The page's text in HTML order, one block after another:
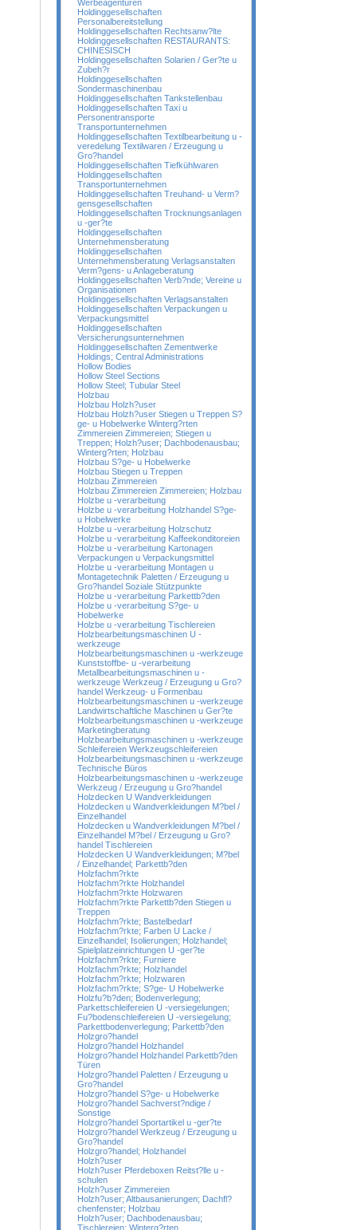
Werbeagenturen
Holdinggesellschaften
Personalbereitstellung
Holdinggesellschaften Rechtsanw?lte
Holdinggesellschaften RESTAURANTS:
CHINESISCH
Holdinggesellschaften Solarien / Ger?te u
Zubeh?r
Holdinggesellschaften
Sondermaschinenbau
Holdinggesellschaften Tankstellenbau
Holdinggesellschaften Taxi u
Personentransporte
Transportunternehmen
Holdinggesellschaften Textilbearbeitung u -
veredelung Textilwaren / Erzeugung u
Gro?handel
Holdinggesellschaften Tiefkühlwaren
Holdinggesellschaften
Transportunternehmen
Holdinggesellschaften Treuhand- u Verm?
gensgesellschaften
Holdinggesellschaften Trocknungsanlagen
u -ger?te
Holdinggesellschaften
Unternehmensberatung
Holdinggesellschaften
Unternehmensberatung Verlagsanstalten
Verm?gens- u Anlageberatung
Holdinggesellschaften Verb?nde; Vereine u
Organisationen
Holdinggesellschaften Verlagsanstalten
Holdinggesellschaften Verpackungen u
Verpackungsmittel
Holdinggesellschaften
Versicherungsunternehmen
Holdinggesellschaften Zementwerke
Holdings; Central Administrations
Hollow Bodies
Hollow Steel Sections
Hollow Steel; Tubular Steel
Holzbau
Holzbau Holzh?user
Holzbau Holzh?user Stiegen u Treppen S?
ge- u Hobelwerke Winterg?rten
Zimmereien Zimmereien; Stiegen u
Treppen; Holzh?user; Dachbodenausbau;
Winterg?rten; Holzbau
Holzbau S?ge- u Hobelwerke
Holzbau Stiegen u Treppen
Holzbau Zimmereien
Holzbau Zimmereien Zimmereien; Holzbau
Holzbe u -verarbeitung
Holzbe u -verarbeitung Holzhandel S?ge-
u Hobelwerke
Holzbe u -verarbeitung Holzschutz
Holzbe u -verarbeitung Kaffeekonditoreien
Holzbe u -verarbeitung Kartonagen
Verpackungen u Verpackungsmittel
Holzbe u -verarbeitung Montagen u
Montagetechnik Paletten / Erzeugung u
Gro?handel Soziale Stützpunkte
Holzbe u -verarbeitung Parkettb?den
Holzbe u -verarbeitung S?ge- u
Hobelwerke
Holzbe u -verarbeitung Tischlereien
Holzbearbeitungsmaschinen U -
werkzeuge
Holzbearbeitungsmaschinen u -werkzeuge
Kunststoffbe- u -verarbeitung
Metallbearbeitungsmaschinen u -
werkzeuge Werkzeug / Erzeugung u Gro?
handel Werkzeug- u Formenbau
Holzbearbeitungsmaschinen u -werkzeuge
Landwirtschaftliche Maschinen u Ger?te
Holzbearbeitungsmaschinen u -werkzeuge
Marketingberatung
Holzbearbeitungsmaschinen u -werkzeuge
Schleifereien Werkzeugschleifereien
Holzbearbeitungsmaschinen u -werkzeuge
Technische Büros
Holzbearbeitungsmaschinen u -werkzeuge
Werkzeug / Erzeugung u Gro?handel
Holzdecken U Wandverkleidungen
Holzdecken u Wandverkleidungen M?bel /
Einzelhandel
Holzdecken u Wandverkleidungen M?bel /
Einzelhandel M?bel / Erzeugung u Gro?
handel Tischlereien
Holzdecken U Wandverkleidungen; M?bel
/ Einzelhandel; Parkettb?den
Holzfachm?rkte
Holzfachm?rkte Holzhandel
Holzfachm?rkte Holzwaren
Holzfachm?rkte Parkettb?den Stiegen u
Treppen
Holzfachm?rkte; Bastelbedarf
Holzfachm?rkte; Farben U Lacke /
Einzelhandel; Isolierungen; Holzhandel;
Spielplatzeinrichtungen U -ger?te
Holzfachm?rkte; Furniere
Holzfachm?rkte; Holzhandel
Holzfachm?rkte; Holzwaren
Holzfachm?rkte; S?ge- U Hobelwerke
Holzfu?b?den; Bodenverlegung;
Parkettschleifereien U -versiegelungen;
Fu?bodenschleifereien U -versiegelung;
Parkettbodenverlegung; Parkettb?den
Holzgro?handel
Holzgro?handel Holzhandel
Holzgro?handel Holzhandel Parkettb?den
Türen
Holzgro?handel Paletten / Erzeugung u
Gro?handel
Holzgro?handel S?ge- u Hobelwerke
Holzgro?handel Sachverst?ndige /
Sonstige
Holzgro?handel Sportartikel u -ger?te
Holzgro?handel Werkzeug / Erzeugung u
Gro?handel
Holzgro?handel; Holzhandel
Holzh?user
Holzh?user Pferdeboxen Reitst?lle u -
schulen
Holzh?user Zimmereien
Holzh?user; Altbausanierungen; Dachfl?
chenfenster; Holzbau
Holzh?user; Dachbodenausbau;
Tischlereien; Winterg?rten